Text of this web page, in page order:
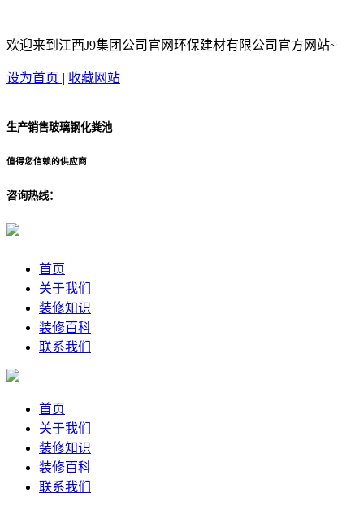
欢迎来到江西J9集团公司官网环保建材有限公司官方网站~
设为首页 | 收藏网站
生产销售玻璃钢化粪池
值得您信赖的供应商
咨询热线：
首页
关于我们
装修知识
装修百科
联系我们
首页
关于我们
装修知识
装修百科
联系我们